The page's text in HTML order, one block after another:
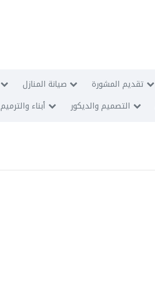
صيانة المنازل تقديم المشورة
أبناء والترميم التصميم والديكور